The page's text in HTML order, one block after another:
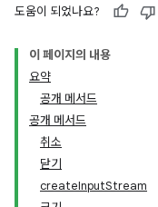
도움이 되었나요?
이 페이지의 내용
요약
공개 메서드
공개 메서드
취소
닫기
createInputStream